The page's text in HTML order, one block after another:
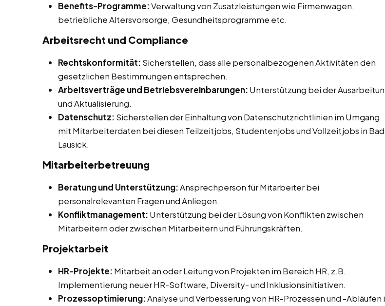
Benefits-Programme:Verwaltung von Zusatzleistungen wie Firmenwagen,
betriebliche Altersvorsorge, Gesundheitsprogramme etc.
Arbeitsrecht und Compliance
Rechtskonformität: Sicherstellen, dass alle personalbezogenen Aktivitäten den
gesetzlichen Bestimmungen entsprechen.
Arbeitsverträge und Betriebsvereinbarungen: Unterstützung bei der
und Aktualisierung.
Datenschutz: Sicherstellen der Einhaltung von Datenschutzrichtlinien im Umgang
mit Mitarbeiterdaten bei diesen Teilzeitjobs, Studentenjobs und Vollzeitjobs in Bad
Lausick.
Mitarbeiterbetreuung
Beratung und Unterstützung:Ansprechperson für Mitarbeiter bei
personalrelevanten Fragen und Anliegen.
Konfliktmanagement: Unterstützung bei der Lösung von Konflikten zwischen
Mitarbeitern oder zwischen Mitarbeitern und Führungskräften.
Projektarbeit
HR-Projekte: Mitarbeit an oder Leitung von Projekten im Bereich HR, z.B.
Implementierung neuer HR-Software, Diversity- und Inklusionsinitiativen.
Prozessoptimierung:Analyse und Verbesserung von HR-Prozessen und -Abläufen